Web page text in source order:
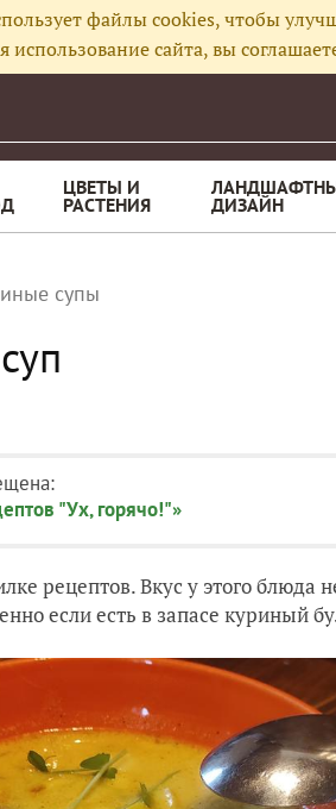
файлы cookies, чтобы
использование сайта, вы
ЦВЕТЫ И
РАСТЕНИЯ ДИЗАЙН
супы
"Ух, горячо!"»
рецептов. Вкус у этого блюда
если есть в запасе куриный